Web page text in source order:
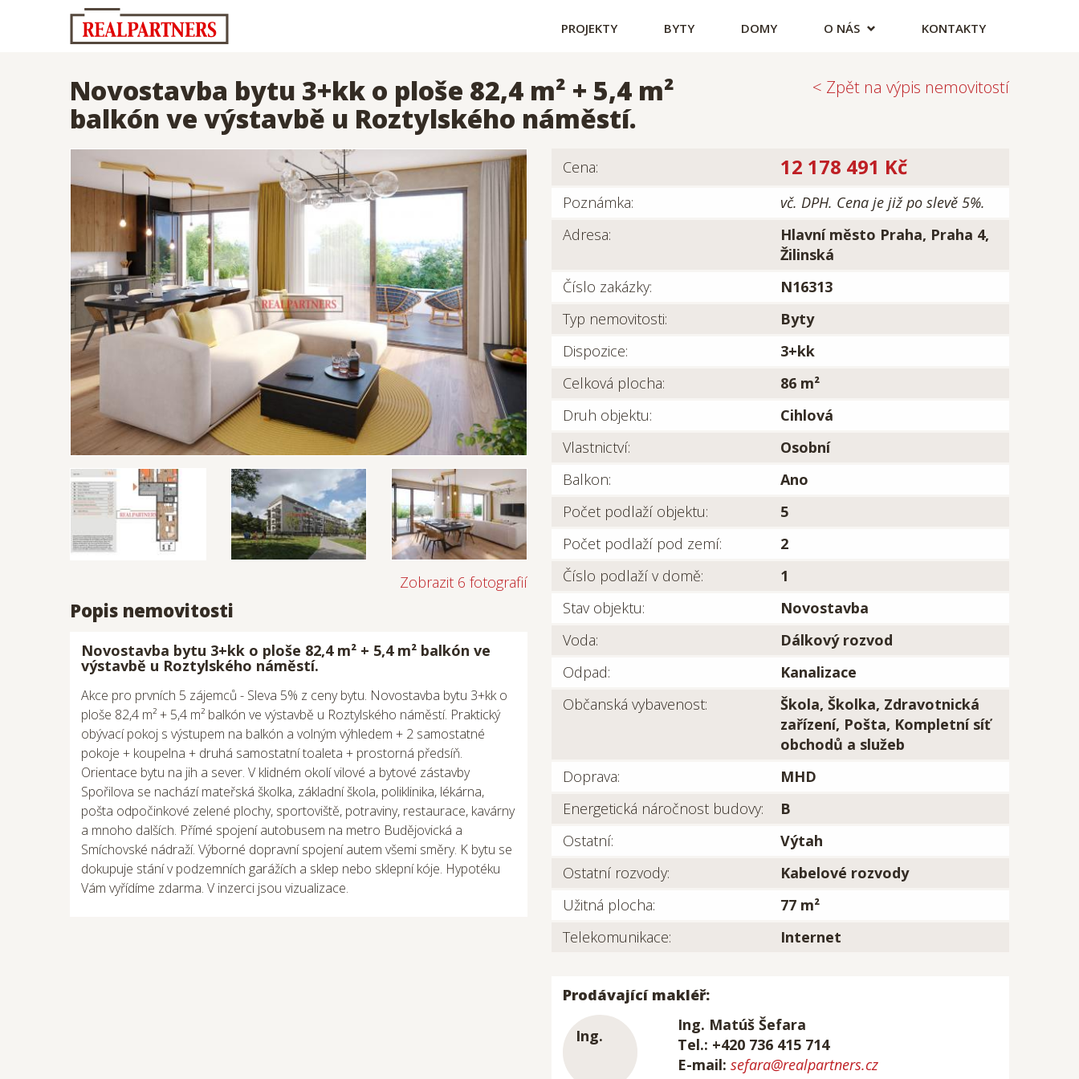
PROJEKTY BYTY DOMY O NÁS KONTAKTY
Novostavba bytu 3+kk o ploše 82,4 m² + 5,4 m²
balkón ve výstavbě u Roztylského náměstí.
< Zpět na výpis nemovitostí
Zobrazit 6 fotografií
Popis nemovitosti
Novostavba bytu 3+kk o ploše 82,4 m² + 5,4 m² balkón ve
výstavbě u Roztylského náměstí.
Akce pro prvních 5 zájemců - Sleva 5% z ceny bytu. Novostavba bytu 3+kk o
ploše 82,4 m² + 5,4 m² balkón ve výstavbě u Roztylského náměstí. Praktický
obývací pokoj s výstupem na balkón a volným výhledem + 2 samostatné
pokoje + koupelna + druhá samostatní toaleta + prostorná předsíň.
Orientace bytu na jih a sever. V klidném okolí vilové a bytové zástavby
Spořilova se nachází mateřská školka, základní škola, poliklinika, lékárna,
pošta odpočinkové zelené plochy, sportoviště, potraviny, restaurace, kavárny
a mnoho dalších. Přímé spojení autobusem na metro Budějovická a
Smíchovské nádraží. Výborné dopravní spojení autem všemi směry. K bytu se
dokupuje stání v podzemních garážích a sklep nebo sklepní kóje. Hypotéku
Vám vyřídíme zdarma. V inzerci jsou vizualizace.
Cena: 12 178 491 Kč
Poznámka:
vč. DPH. Cena je již po slevě 5%.
Adresa:
Hlavní město Praha, Praha 4,
Žilinská
Číslo zakázky:
N16313
Typ nemovitosti:
Byty
Dispozice:
3+kk
Celková plocha:
86 m²
Druh objektu:
Cihlová
Vlastnictví:
Osobní
Balkon:
Ano
Počet podlaží objektu:
5
Počet podlaží pod zemí:
2
Číslo podlaží v domě:
1
Stav objektu:
Novostavba
Voda:
Dálkový rozvod
Odpad:
Kanalizace
Občanská vybavenost:
Škola, Školka, Zdravotnická
zařízení, Pošta, Kompletní síť
obchodů a služeb
Doprava:
MHD
Energetická náročnost budovy:
B
Ostatní:
Výtah
Ostatní rozvody:
Kabelové rozvody
Užitná plocha:
77 m²
Telekomunikace:
Internet
Prodávající makléř:
Ing. Matúš Šefara
Tel.: +420 736 415 714
E-mail: sefara@realpartners.cz